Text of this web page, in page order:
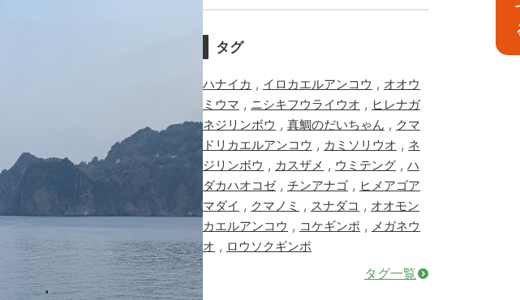
タグ
ハナイカ , イロカエルアンコウ , オオウ
ミウマ , ニシキフウライウオ , ヒレナガ
ネジリンボウ , 真鯛のだいちゃん , クマ
ドリカエルアンコウ , カミソリウオ , ネ
ジリンボウ , カスザメ , ウミテング , ハ
ダカハオコゼ, チンアナゴ , ヒメアゴア
マダイ , クマノミ , スナダコ , オオモン
カエルアンコウ , コケギンポ , メガネウ
オ , ロウソクギンポ
タグ一覧